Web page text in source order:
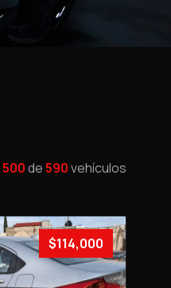
500de590vehículos
$114,000